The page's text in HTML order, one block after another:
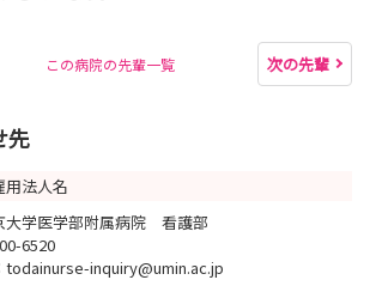
この病院の先輩一覧 次の先輩
先
用法人名
大学医学部附属病院 看護部
6520
todainurse-inquiry@umin.ac.jp